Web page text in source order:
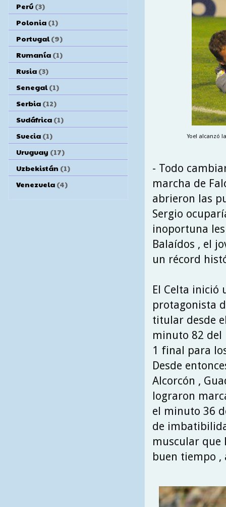
Yoel alcanzó
- Todo
marcha de
abrieron las
Sergio
inoportuna
Balaídos , el
un récord
El Celta inició
protagonista
titular desde
minuto 82 del
1 final para
Desde
Alcorcón ,
lograron
el minuto 36
de
muscular que
buen tiempo ,
Perú (3)
Polonia (1)
Portugal (9)
Rumanía (1)
Rusia (3)
Senegal (1)
Serbia (12)
Sudáfrica (1)
Suecia (1)
Uruguay (17)
Uzbekistán (1)
Venezuela (4)